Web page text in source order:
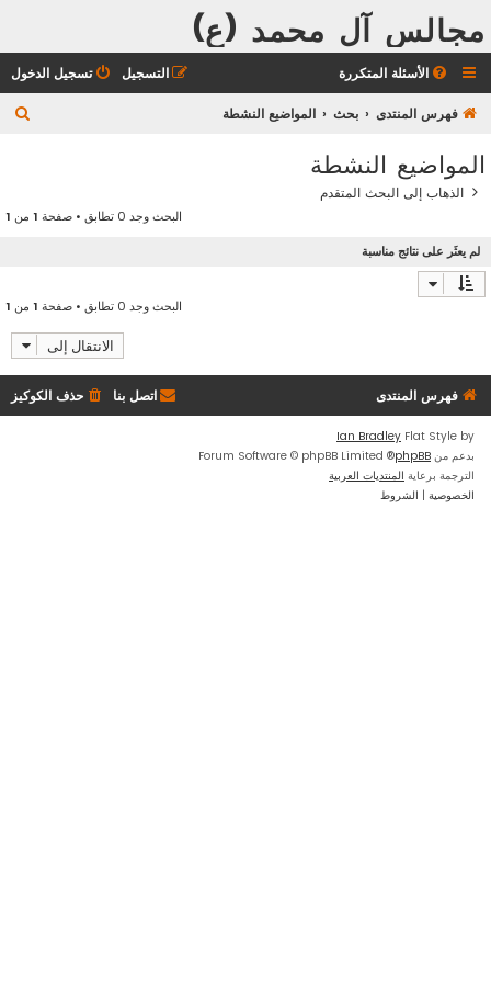
مجالس آل محمد (ع)
الأسئلة المتكررة تسجيل الدخول التسجيل
فهرس المنتدى بحث المواضيع النشطة
المواضيع النشطة
الذهاب إلى البحث المتقدم
البحث وجد 0 تطابق • صفحة 1 من 1
لم يعثَر على نتائج مناسبة
البحث وجد 0 تطابق • صفحة 1 من 1
الانتقال إلى
فهرس المنتدى حذف الكوكيز اتصل بنا
Flat Style by
Ian Bradley
بدعم من phpBB
® Forum Software © phpBB Limited
الترجمة برعاية المنتديات العربية
الخصوصية | الشروط